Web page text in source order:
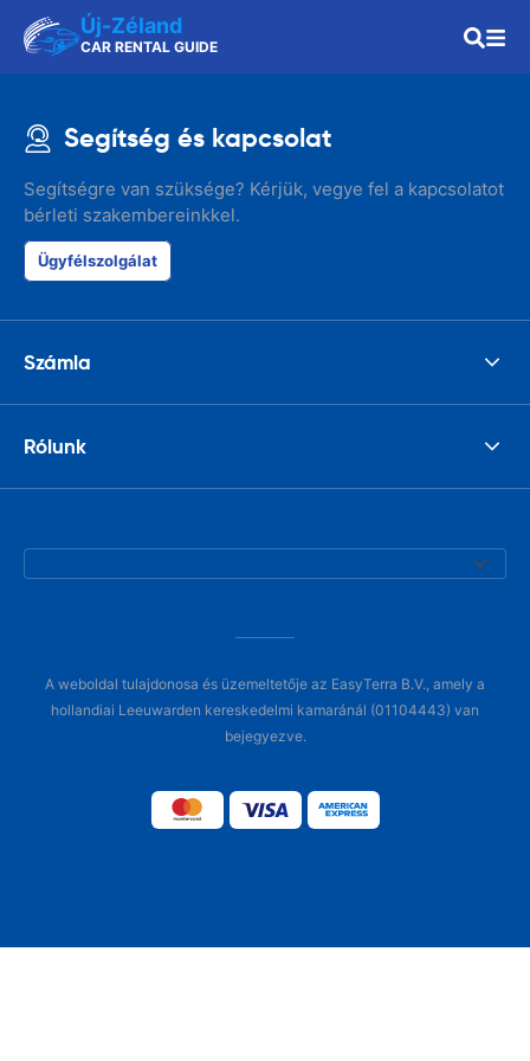
Új-Zéland
CAR RENTAL GUIDE
Segítség és kapcsolat
Segítségre van szüksége? Kérjük, vegye fel a kapcsolatot
bérleti szakembereinkkel.
Ügyfélszolgálat
Számla
Rólunk
A weboldal tulajdonosa és üzemeltetője az EasyTerra B.V., amely a
hollandiai Leeuwarden kereskedelmi kamaránál (01104443) van
bejegyezve.